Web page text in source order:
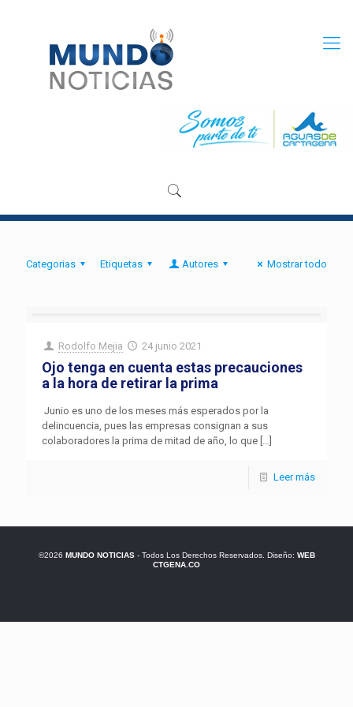
Categorias Etiquetas Autores Mostrar todo
Rodolfo Mejia 24 junio 2021
Ojo tenga en cuenta estas precauciones
a la hora de retirar la prima
Junio es uno de los meses más esperados por la
delincuencia, pues las empresas consignan a sus
colaboradores la prima de mitad de año, lo que […]
Leer más
©2026 MUNDO NOTICIAS- Todos Los Derechos Reservados. Diseño: WEB
CTGENA.CO